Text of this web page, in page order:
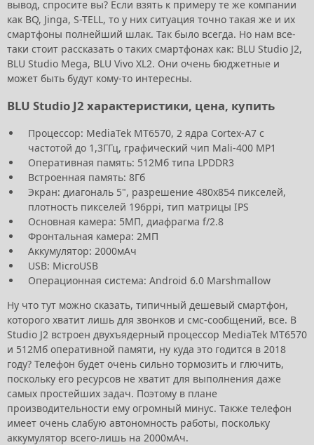
вывод, спросите вы? Если взять к примеру те же компании
как BQ, Jinga, S-TELL, то у них ситуация точно такая же и их
смартфоны полнейший шлак. Так было всегда. Но нам все-
таки стоит рассказать о таких смартфонах как: BLU Studio J2,
BLU Studio Mega, BLU Vivo XL2. Они очень бюджетные и
может быть будут кому-то интересны.
BLU Studio J2 характеристики, цена, купить
Процессор: MediaTek MT6570, 2 ядра Cortex-A7 с
частотой до 1,3ГГц, графический чип Mali-400 MP1
Оперативная память: 512Мб типа LPDDR3
Встроенная память: 8Гб
Экран: диагональ 5", разрешение 480х854 пикселей,
плотность пикселей 196ppi, тип матрицы IPS
Основная камера: 5МП, диафрагма f/2.8
Фронтальная камера: 2МП
Аккумулятор: 2000мАч
USB: MicroUSB
Операционная система: Android 6.0 Marshmallow
Ну что тут можно сказать, типичный дешевый смартфон,
которого хватит лишь для звонков и смс-сообщений, все. В
Studio J2 встроен двухъядерный процессор MediaTek MT6570
и 512Мб оперативной памяти, ну куда это годится в 2018
году? Телефон будет очень сильно тормозить и глючить,
поскольку его ресурсов не хватит для выполнения даже
самых простейших задач. Поэтому в плане
производительности ему огромный минус. Также телефон
имеет очень слабую автономность работы, поскольку
аккумулятор всего-лишь на 2000мАч.